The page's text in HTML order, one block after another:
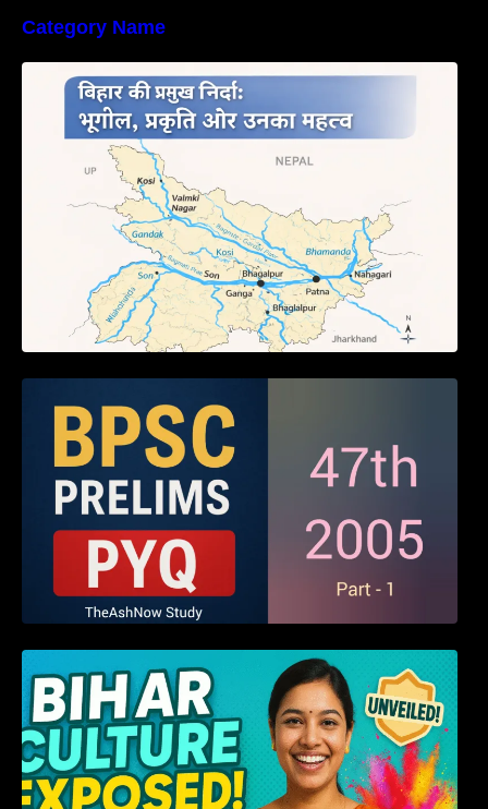
Category Name
बिहार की नदियों का विस्तृत अध्ययन | Geography of
Rivers in Bihar
Answers (Part – 01)
हम बिहारवासी: भाषाओं व संस्कृतियों की धरोहर “हमारा
बिहार”